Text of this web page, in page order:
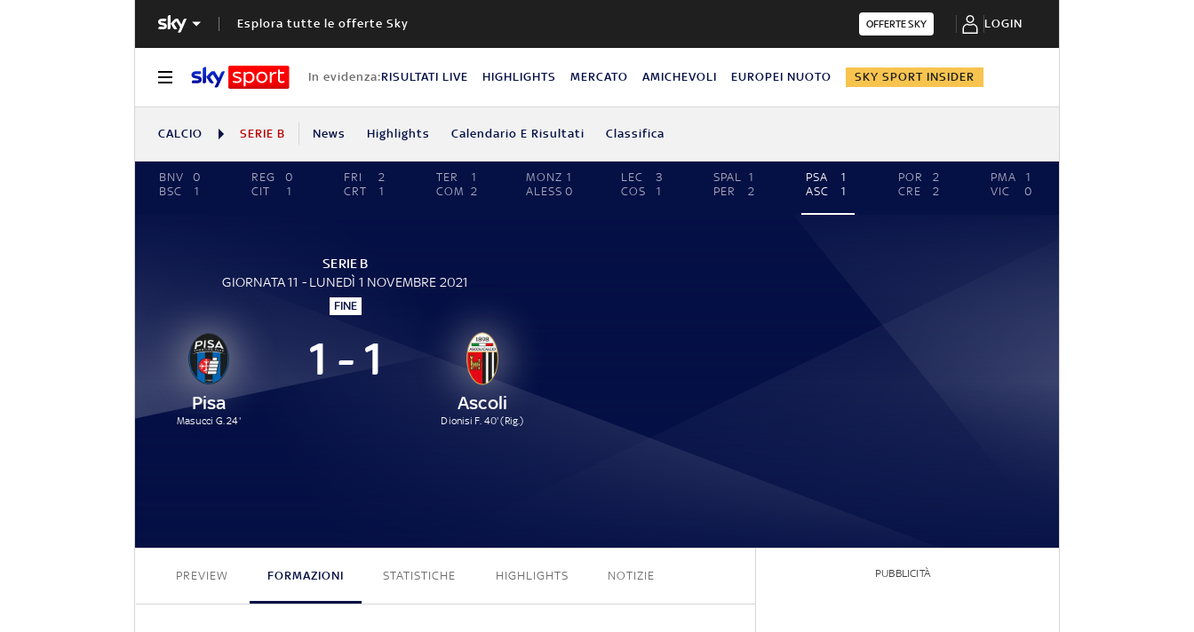
Esplora tutte le offerte Sky OFFERTE SKY LOGIN
In evidenza:RISULTATI LIVE HIGHLIGHTS MERCATO AMICHEVOLI EUROPEI NUOTO SKY SPORT INSIDER
CALCIO SERIE B News Highlights Calendario E Risultati Classifica
BNV
0
BSC
1
REG
0
CIT
1
FRI
2
CRT
1
TER
1
COM 2
MONZ 1
ALESS 0
LEC
3
COS
1
SPAL
1
PER
2
PSA
1
ASC
1
POR
2
CRE
2
PMA
1
VIC
0
SERIE B
GIORNATA 11 - LUNEDÌ 1 NOVEMBRE 2021
FINE
Pisa
Masucci G. 24'
1 - 1
Ascoli
Dionisi F. 40' (Rig.)
PREVIEW FORMAZIONI STATISTICHE HIGHLIGHTS NOTIZIE PUBBLICITÀ